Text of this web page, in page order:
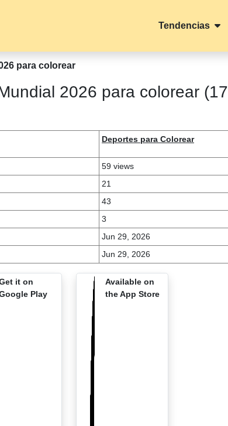
Tendencias
para colorear
2026 para colorear (17
Deportes para Colorear
59 views
21
43
3
Jun 29, 2026
Jun 29, 2026
it on
Play
Available on
the App Store